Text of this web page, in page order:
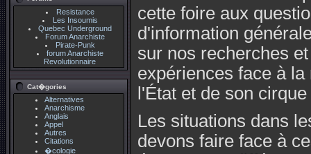
Resistance
Les Insoumis
Quebec Underground
Forum Anarchiste
Pirate-Punk
forum Anarchiste
Revolutionnaire
Cat�gories
Alternatives
Anarchisme
Anglais
Appel
Autres
Citations
�cologie
cette foire aux
d'information
sur nos recherches
expériences face à
l'État et de son
Les situations dans
devons faire face à